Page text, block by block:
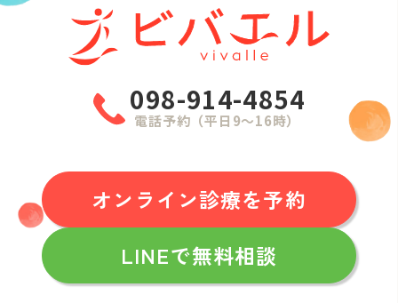
098-914-4854
電話予約（平日9〜16時）
オンライン診療を予約
LINEで無料相談